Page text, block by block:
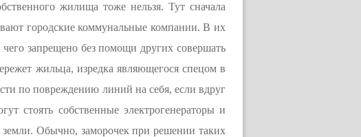
жилища тоже нельзя. Тут сначала
городские коммунальные компании. В их
запрещено без помощи других совершать
жильца, изредка являющегося спецом в
по повреждению линий на себя, если вдруг
стоять собственные электрогенераторы и
земли. Обычно, заморочек при решении таких